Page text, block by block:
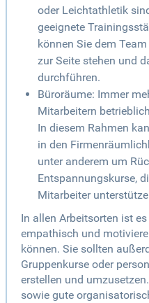
oder Leichtathletik
geeignete
können Sie dem
zur Seite stehen und
durchführen.
Büroräume: Immer
Mitarbeitern
In diesem Rahmen
in den
unter anderem um
Entspannungskurse,
Mitarbeiter
In allen Arbeitsorten ist
empathisch und
können. Sie sollten
Gruppenkurse oder
erstellen und
sowie gute